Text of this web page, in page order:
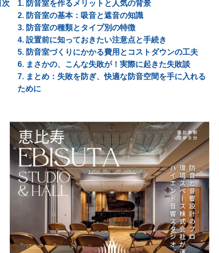
1. 防音室を作るメリットと人気の背景
2. 防音室の基本：吸音と遮音の知識
3. 防音室の種類とタイプ別の特徴
4. 設置前に知っておきたい注意点と手続き
5. 防音室づくりにかかる費用とコストダウンの工夫
6. まさかの、こんな失敗が！実際に起きた失敗談
7. まとめ：失敗を防ぎ、快適な防音空間を手に入れる
ために